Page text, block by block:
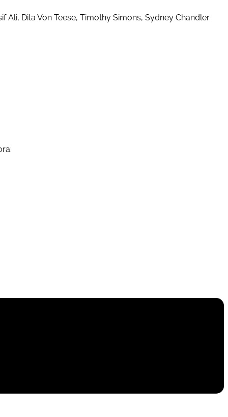
Ali, Dita Von Teese, Timothy Simons, Sydney Chandler